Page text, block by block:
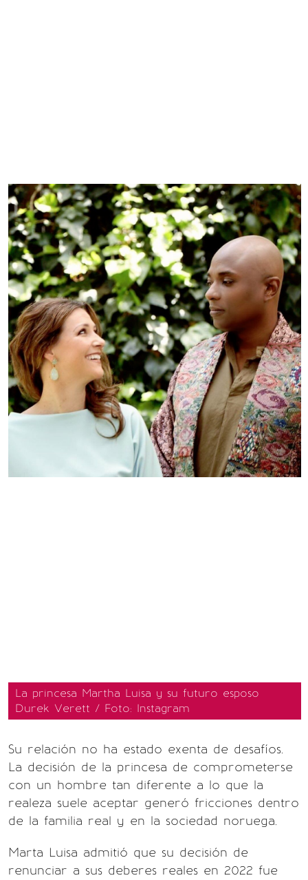
La princesa Martha Luisa y su futuro esposo
Durek Verett / Foto: Instagram
Su relación no ha estado exenta de desafíos.
La decisión de la princesa de comprometerse
con un hombre tan diferente a lo que la
realeza suele aceptar generó fricciones dentro
de la familia real y en la sociedad noruega.
Marta Luisa admitió que su decisión de
renunciar a sus deberes reales en 2022 fue